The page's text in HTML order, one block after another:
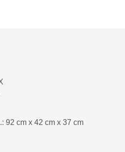
92 cm x 42 cm x 37 cm